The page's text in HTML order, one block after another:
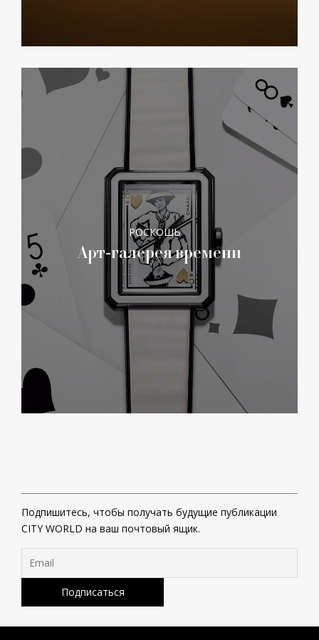
РОСКОШЬ
Арт-галерея времени
Подпишитесь, чтобы получать будущие публикации
CITY WORLD на ваш почтовый ящик.